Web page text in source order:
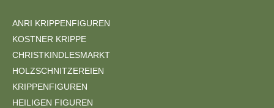
ANRI KRIPPENFIGUREN
KOSTNER KRIPPE
CHRISTKINDLESMARKT
HOLZSCHNITZEREIEN
KRIPPENFIGUREN
HEILIGEN FIGUREN